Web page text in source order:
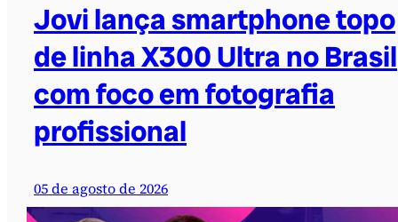
Jovi lança smartphone topo
de linha X300 Ultra no Brasil
com foco em fotografia
profissional
05 de agosto de 2026